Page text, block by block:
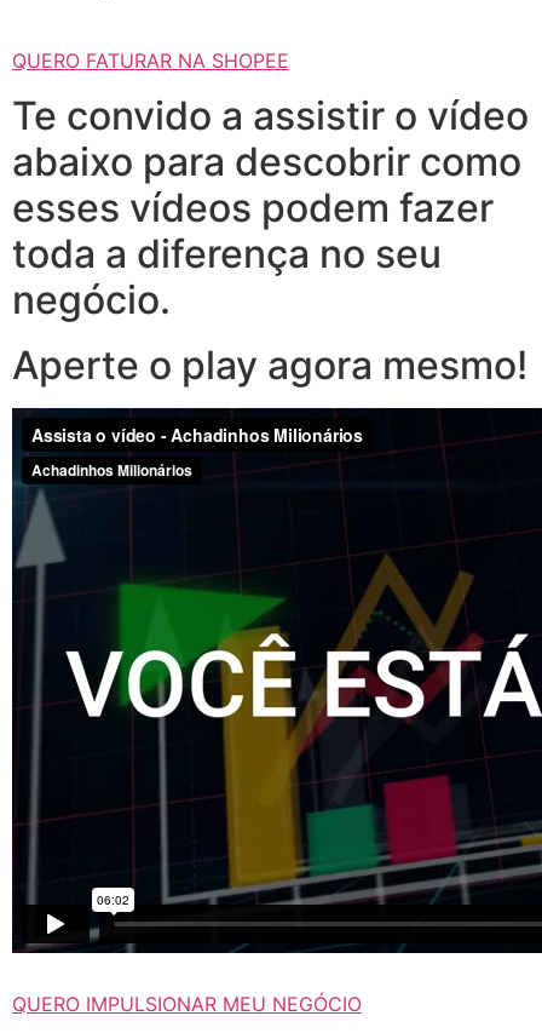
QUERO FATURAR NA SHOPEE
Te convido a assistir o vídeo
abaixo para descobrir como
esses vídeos podem fazer
toda a diferença no seu
negócio.
Aperte o play agora mesmo!
QUERO IMPULSIONAR MEU NEGÓCIO